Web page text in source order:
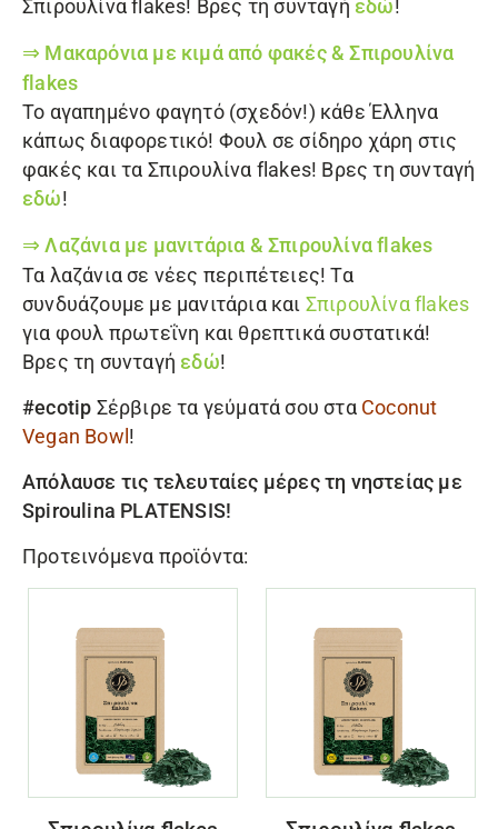
Σπιρουλίνα flakes! Βρες τη συνταγή εδώ!
⇒ Μακαρόνια με κιμά από φακές &Σπιρουλίνα
flakes
Το αγαπημένο φαγητό (σχεδόν!) κάθε Έλληνα
κάπως διαφορετικό! Φουλ σε σίδηρο χάρη στις
φακές και τα Σπιρουλίνα flakes! Βρες τη συνταγή
εδώ!
⇒ Λαζάνια με μανιτάρια &Σπιρουλίνα flakes
Τα λαζάνια σε νέες περιπέτειες! Τα
συνδυάζουμε με μανιτάρια και Σπιρουλίνα flakes
για φουλ πρωτεΐνη και θρεπτικά συστατικά!
Βρες τη συνταγή εδώ!
#ecotip Σέρβιρε τα γεύματά σου σταCoconut
Vegan Bowl !
Απόλαυσε τις τελευταίες μέρες τη νηστείας με
Spiroulina PLATENSIS!
Προτεινόμενα προϊόντα: